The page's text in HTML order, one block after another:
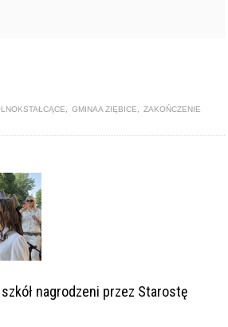
, GMINAA ZIĘBICE, ZAKOŃCZENIE
nagrodzeni przez Starostę